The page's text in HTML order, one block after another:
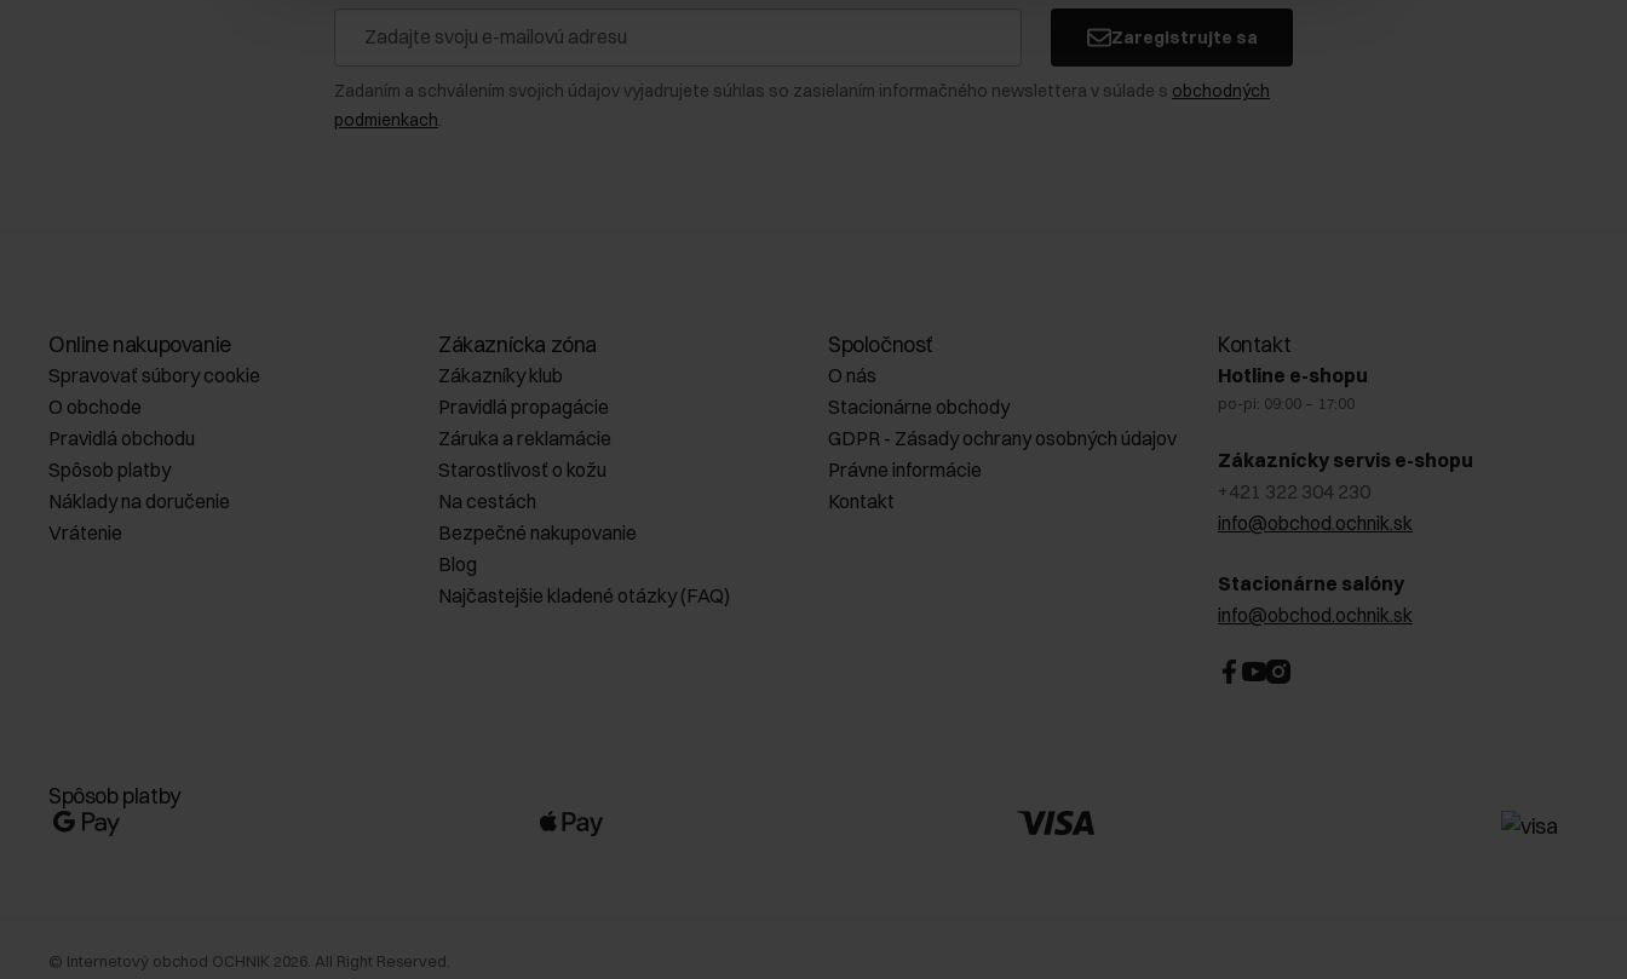
Zaregistrujte sa
Zadaním a schválením svojich údajov vyjadrujete súhlas so zasielaním informačného newslettera v súlade s obchodných
podmienkach.
Online nakupovanie
Spravovať súbory cookie
O obchode
Pravidlá obchodu
Spôsob platby
Náklady na doručenie
Vrátenie
Zákaznícka zóna
Zákazníky klub
Pravidlá propagácie
Záruka a reklamácie
Starostlivosť o kožu
Na cestách
Bezpečné nakupovanie
Blog
Najčastejšie kladené otázky (FAQ)
Spoločnosť
O nás
Stacionárne obchody
GDPR - Zásady ochrany osobných údajov
Právne informácie
Kontakt
Kontakt
Hotline e-shopu
po-pi: 09:00 – 17:00
Zákaznícky servis e-shopu
+421 322 304 230
info@obchod.ochnik.sk
Stacionárne salóny
info@obchod.ochnik.sk
Spôsob platby
© Internetový obchod OCHNIK 2026 . All Right Reserved.